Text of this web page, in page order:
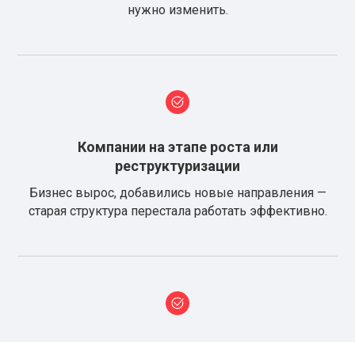
нужно изменить.
Компании на этапе роста или
реструктуризации
Бизнес вырос, добавились новые направления —
старая структура перестала работать эффективно.